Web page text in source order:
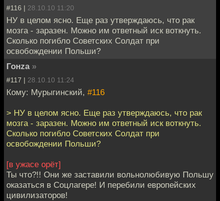
#116 | 28.10.10 11:20
НУ в целом ясно. Еще раз утверждаюсь, что рак
мозга - заразен. Можно им ответный иск воткнуть.
Сколько погибло Советских Солдат при
освобождении Польши?
Гонzа »
#117 | 28.10.10 11:24
Кому: Мурыгинский, #116
> НУ в целом ясно. Еще раз утверждаюсь, что рак
мозга - заразен. Можно им ответный иск воткнуть.
Сколько погибло Советских Солдат при
освобождении Польши?
[в ужасе орёт]
Ты что?!! Они же заставили вольнолюбивую Польшу
оказаться в Соцлагере! И перебили европейских
цивилизаторов!